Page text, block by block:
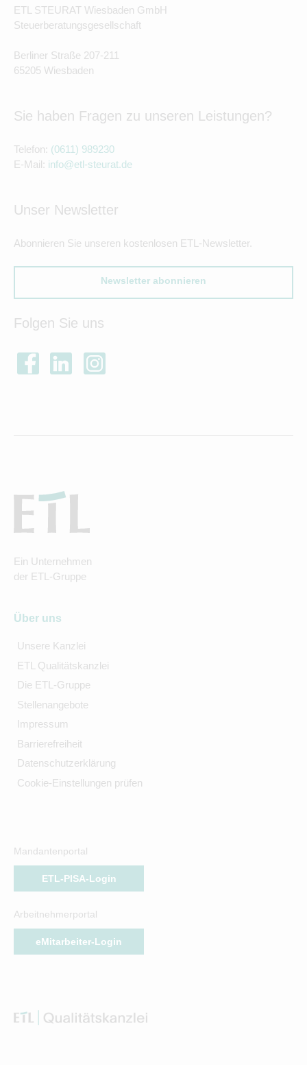
ETL STEURAT Wiesbaden GmbH
Steuerberatungsgesellschaft
Berliner Straße 207-211
65205 Wiesbaden
Sie haben Fragen zu unseren Leistungen?
Telefon: (0611) 989230
E-Mail: info@etl-steurat.de
Unser Newsletter
Abonnieren Sie unseren kostenlosen ETL-Newsletter.
Newsletter abonnieren
Folgen Sie uns
Ein Unternehmen
der ETL-Gruppe
Über uns
Unsere Kanzlei
ETL Qualitätskanzlei
Die ETL-Gruppe
Stellenangebote
Impressum
Barrierefreiheit
Datenschutzerklärung
Cookie-Einstellungen prüfen
Mandantenportal
ETL-PISA-Login
Arbeitnehmerportal
eMitarbeiter-Login